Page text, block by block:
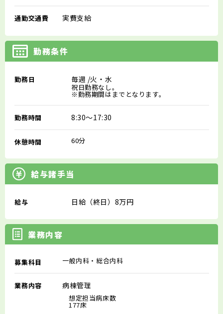
通勤交通費 実費支給
勤務条件
勤務日 毎週 /火・水
祝日勤務なし。
※勤務期間はまでとなります。
勤務時間 8:30～17:30
休憩時間 60分
給与諸手当
給与 日給（終日）8万円
業務内容
募集科目 一般内科・総合内科
業務内容 病棟管理
想定担当病床数
177床